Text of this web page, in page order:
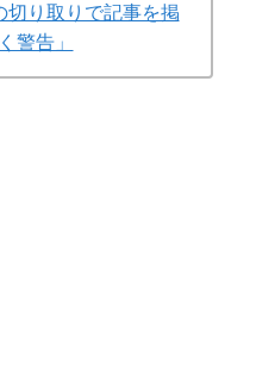
切り取りで記事を掲
警告」